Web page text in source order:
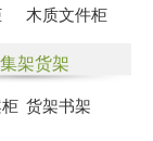
木质文件柜
架货架
货架书架